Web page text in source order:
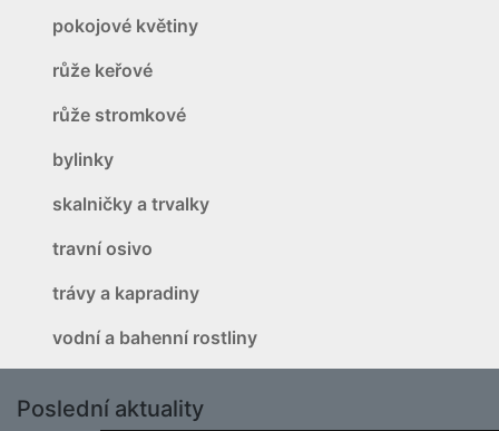
pokojové květiny
růže keřové
růže stromkové
bylinky
skalničky a trvalky
travní osivo
trávy a kapradiny
vodní a bahenní rostliny
Poslední aktuality